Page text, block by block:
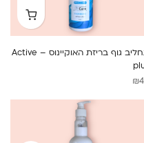
תחליב גוף בריזת האוקיינוס – Active
₪